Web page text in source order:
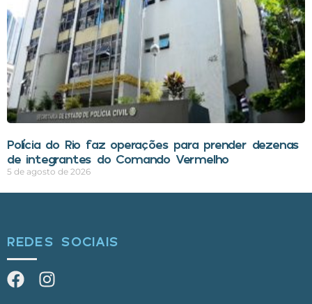
Polícia do Rio faz operações para prender dezenas
de integrantes do Comando Vermelho
5 de agosto de 2026
REDES SOCIAIS